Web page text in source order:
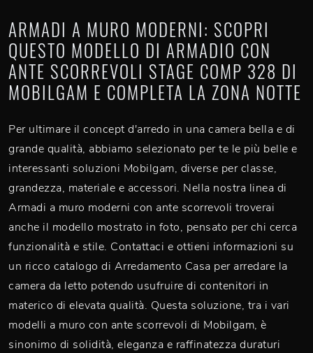
ARMADI A MURO MODERNI: SCOPRI
QUESTO MODELLO DI ARMADIO CON
ANTE SCORREVOLI STAGE COMP 328 DI
MOBILGAM E COMPLETA LA ZONA NOTTE
Per ultimare il concept d'arredo in una camera bella e di
grande qualità, abbiamo selezionato per te le più belle e
interessanti soluzioni Mobilgam, diverse per classe,
grandezza, materiale e accessori. Nella nostra linea di
Armadi a muro moderni con ante scorrevoli troverai
anche il modello mostrato in foto, pensato per chi cerca
funzionalità e stile. Contattaci e ottieni informazioni su
un ricco catalogo di Arredamento Casa per arredare la
camera da letto potendo usufruire di contenitori in
materico di elevata qualità. Questa soluzione, tra i vari
modelli a muro con ante scorrevoli di Mobilgam, è
sinonimo di solidità, eleganza e raffinatezza duraturi